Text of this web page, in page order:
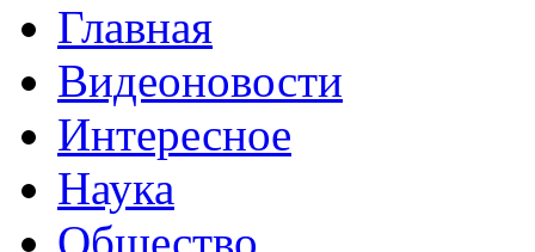
Главная
Видеоновости
Интересное
Наука